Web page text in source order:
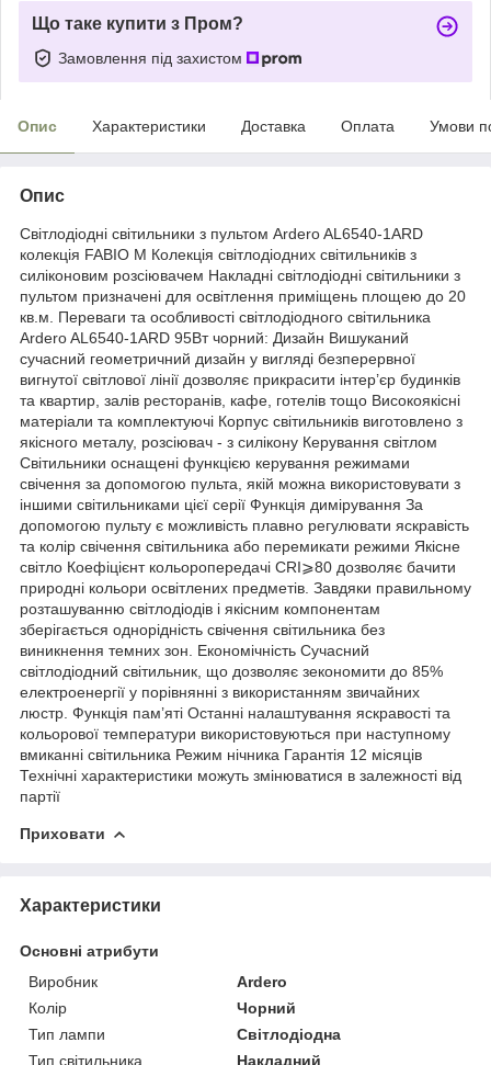
Що таке купити з Пром?
Замовлення під захистом
Опис Характеристики Доставка Оплата Умови
Опис
Світлодіодні світильники з пультом Ardero AL6540-1ARD
колекція FABIO М Колекція світлодіодних світильників з
силіконовим розсіювачем Накладні світлодіодні світильники з
пультом призначені для освітлення приміщень площею до 20
кв.м. Переваги та особливості світлодіодного світильника
Ardero AL6540-1ARD 95Вт чорний: Дизайн Вишуканий
сучасний геометричний дизайн у вигляді безперервної
вигнутої світлової лінії дозволяє прикрасити інтер’єр будинків
та квартир, залів ресторанів, кафе, готелів тощо Високоякісні
матеріали та комплектуючі Корпус світильників виготовлено з
якісного металу, розсіювач - з силікону Керування світлом
Світильники оснащені функцією керування режимами
свічення за допомогою пульта, якій можна використовувати з
іншими світильниками цієї серії Функція димірування За
допомогою пульту є можливість плавно регулювати яскравість
та колір свічення світильника або перемикати режими Якісне
світло Коефіцієнт кольоропередачі CRI⩾80 дозволяє бачити
природні кольори освітлених предметів. Завдяки правильному
розташуванню світлодіодів і якісним компонентам
зберігається однорідність свічення світильника без
виникнення темних зон. Економічність Сучасний
світлодіодний світильник, що дозволяє зекономити до 85%
електроенергії у порівнянні з використанням звичайних
люстр. Функція пам’яті Останні налаштування яскравості та
кольорової температури використовуються при наступному
вмиканні світильника Режим нічника Гарантія 12 місяців
Технічні характеристики можуть змінюватися в залежності від
партії
Приховати
Характеристики
Основні атрибути
Виробник
Ardero
Колір
Чорний
Тип лампи
Світлодіодна
Тип світильника
Накладний